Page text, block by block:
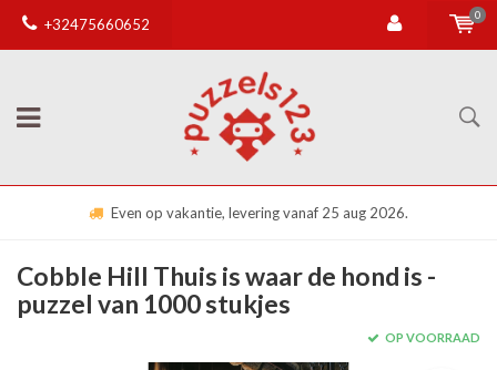
+32475660652
0
Even op vakantie, levering vanaf 25 aug 2026.
Cobble Hill Thuis is waar de hond is -
puzzel van 1000 stukjes
OP VOORRAAD